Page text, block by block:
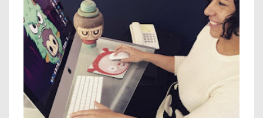
de
propiedades
Hecho
en
México,
Ilustración
licensingmx
Matucha
talento